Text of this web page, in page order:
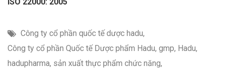
Công ty cổ phần quốc tế dược hadu,
Công ty cổ phần Quốc tế Dược phẩm Hadu, gmp, Hadu,
hadupharma, sản xuất thực phẩm chức năng,